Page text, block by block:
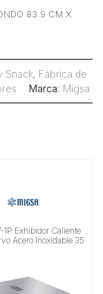
83.9 CM X
Snack, Fábrica de
Marca: Migsa
Exhibidor Caliente
Acero Inoxidable 35